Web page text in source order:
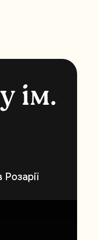
у ім.